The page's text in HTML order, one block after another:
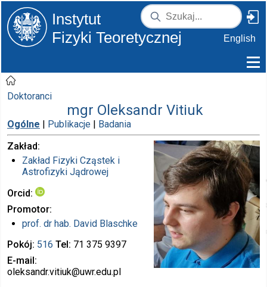
Instytut
Fizyki Teoretycznej
English
Doktoranci
mgr Oleksandr Vitiuk
Ogólne | Publikacje | Badania
Zakład
Zakład Fizyki Cząstek i
Astrofizyki Jądrowej
Orcid
Promotor
prof. dr hab. David Blaschke
Pokój 516 Tel 71 375 9397
E-mail
oleksandr.vitiuk@uwr.edu.pl